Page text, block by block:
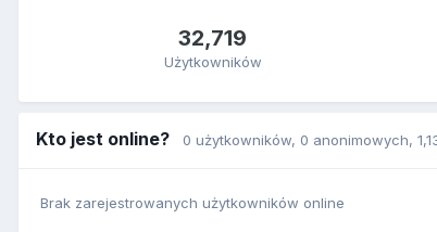
32,719
Użytkowników
Kto jest online? 0 użytkowników, 0 anonimowych,
Brak zarejestrowanych użytkowników online